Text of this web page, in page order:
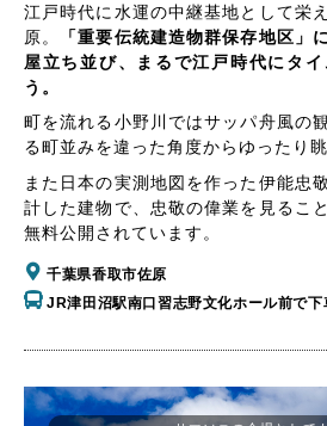
江戸時代に水運の中継基地として栄
原。
「重要伝統建造物群保存地区」
屋立ち並び、まるで江戸時代にタ
う。
町を流れる小野川ではサッパ舟風の
る町並みを違った角度からゆったり
また日本の実測地図を作った伊能忠
計した建物で、忠敬の偉業を見るこ
無料公開されています。
千葉県香取市佐原
JR津田沼駅南口習志野文化ホール前で下